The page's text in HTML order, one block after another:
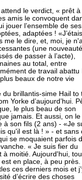
le verdict, « prêt
amis le convoquent
jouer l’ensemble de ses
adaptées !
me le dire, et, moi, je
(une
de passer à l’acte),
au total, entre
de travail abattu
beaux de notre vie
du brillantis-sime Hail to
Yorke d’aujourd’hui.
le plus beau de son
jamais. Et aussi, on le
à son fils (2 ans) - «Je
qu'il est là ! » - et sans
se moquaient parfois
« Je suis fier du
à moitié. Aujourd'hui,
en place, à peu près.
ces derniers mois et
d’écrire des choses